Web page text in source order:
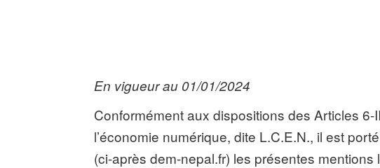
En vigueur au 01/01/2024
Conformément aux dispositions des Articles
l’économie numérique, dite L.C.E.N., il est
(ci-après dem-nepal.fr) les présentes mentions